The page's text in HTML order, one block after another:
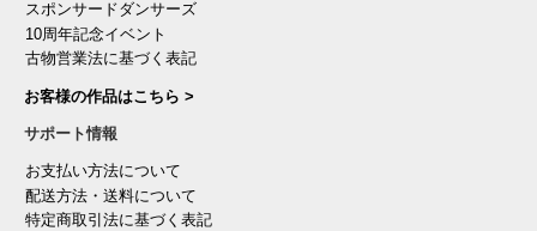
スポンサードダンサーズ
10周年記念イベント
古物営業法に基づく表記
お客様の作品はこちら >
サポート情報
お支払い方法について
配送方法・送料について
特定商取引法に基づく表記